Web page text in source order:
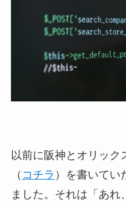
以前に阪神とオリック
（ コチラ ）を書いてい
ました。それは「あれ